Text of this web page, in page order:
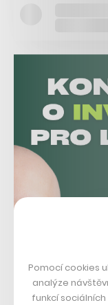
Pomocí cookies
analýze
funkcí